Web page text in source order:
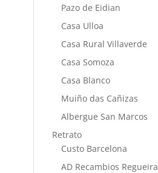
Pazo de Eidian
Casa Ulloa
Casa Rural Villaverde
Casa Somoza
Casa Blanco
Muiño das Cañizas
Albergue San Marcos
Retrato
Custo Barcelona
AD Recambios Regueira